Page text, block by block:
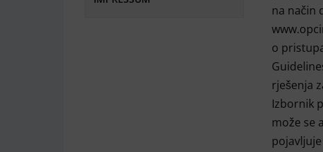
na način
o
rješenja
Izbornik
može se